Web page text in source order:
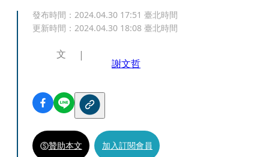
發布時間： 2024.04.30 17:51 臺北時間
更新時間： 2024.04.30 18:08 臺北時間
文
謝文哲
贊助本文 加入訂閱會員